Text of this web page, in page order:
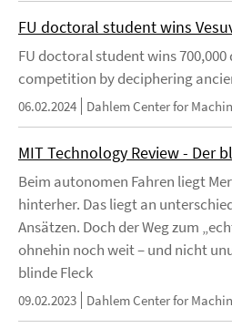
FU doctoral student wins
FU doctoral student wins
competition by deciphering
06.02.2024 Dahlem Center for
MIT Technology Review - Der
Beim autonomen Fahren liegt
hinterher. Das liegt an
Ansätzen. Doch der Weg zum
ohnehin noch weit – und nicht
blinde Fleck
09.02.2023 Dahlem Center for